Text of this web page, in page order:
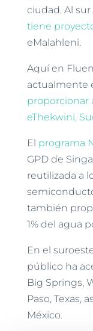
ciudad. Al sur
tiene
eMalahleni.
Aquí en
actualmente
proporcionar
eThekwini,
El programa
GPD de
reutilizada a
también
1% del agua
En el
público ha
Big Springs,
Paso, Texas,
México.